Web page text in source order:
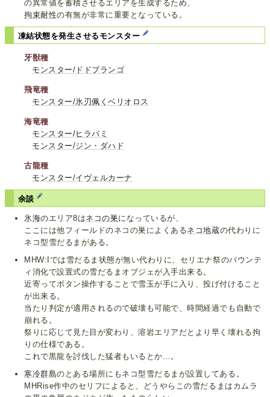
の異常値を蓄積させるエリアを生成するため、
拘束耐性の有無が非常に重要となっている。
凍結状態を発生させるモンスター
牙獣種
モンスター/ドドブランゴ
飛竜種
モンスター/氷刃佩くベリオロス
海竜種
モンスター/ヒラバミ
モンスター/ジン・ダハド
古龍種
モンスター/イヴェルカーナ
余談
氷海のエリア8はネコの巣になっているが、
ここには他フィールドのネコの巣によくあるネコ地蔵の代わりに
ネコ型雪だるまがある。
MHW:Iでは雪だるま状態が無い代わりに、セリエナ祭のバウンテ
ィ消化で設置式の雪だるまオブジェが入手出来る。
近寄ってボタン操作することで雪玉が手に入り、投げ付けること
が出来る。
当たり判定が適用されるので破壊も可能で、時間経過でも自動で
崩れる。
祭りに応じて見た目が変わり、溶岩エリアだとより早く壊れる拘
りの仕様である。
これで黒龍を討伐した猛者もいるとか…。
寒冷群島のとある場所にもネコ型雪だるまが設置してある。
MHRise作中のセリフによると、どうやらこの雪だるまはカムラ